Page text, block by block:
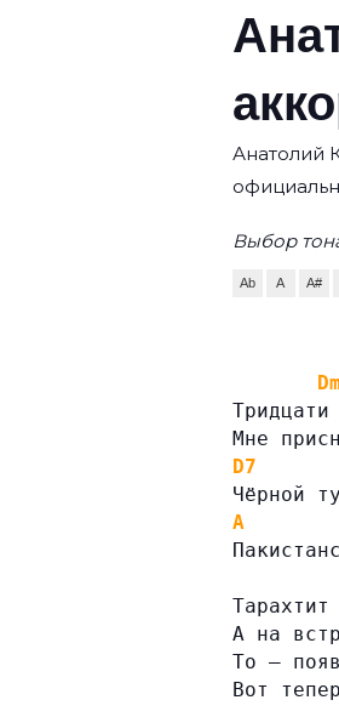
Анатолий
Выбор
Ab A A#
Dm
Мне
D7
Чёрной
A
А на
То —
Вот